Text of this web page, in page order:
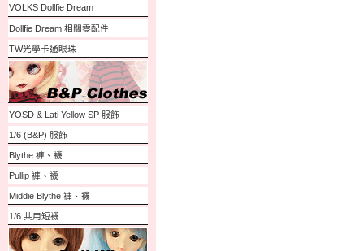
VOLKS Dollfie Dream
Dollfie Dream 相關零配件
TW光學卡通眼珠
YOSD & Lati Yellow SP 服飾
1/6 (B&P) 服飾
Blythe 褲、襪
Pullip 褲、襪
Middie Blythe 褲、襪
1/6 共用短襪